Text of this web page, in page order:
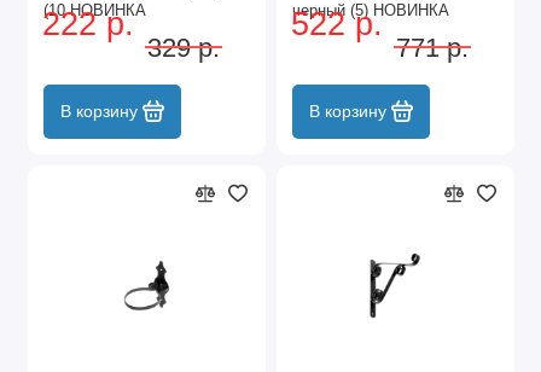
(10 НОВИНКА
222 р.
329 р.
В корзину
черный (5) НОВИНКА
522 р.
771 р.
В корзину